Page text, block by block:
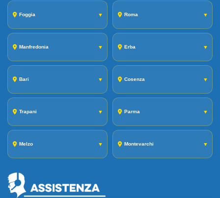
Foggia ▼ Roma ▼
Manfredonia ▼ Erba ▼
Bari ▼ Cosenza ▼
Trapani ▼ Parma ▼
Melzo ▼ Montevarchi ▼